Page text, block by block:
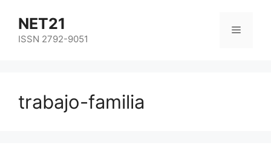
NET21
ISSN 2792-9051
trabajo-familia